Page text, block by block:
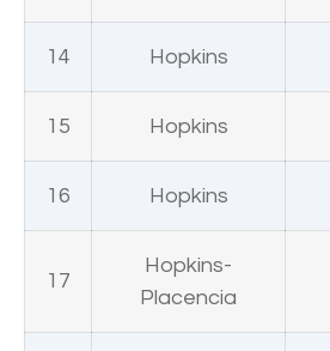
14 Hopkins
15 Hopkins
16 Hopkins
17
Hopkins-
Placencia